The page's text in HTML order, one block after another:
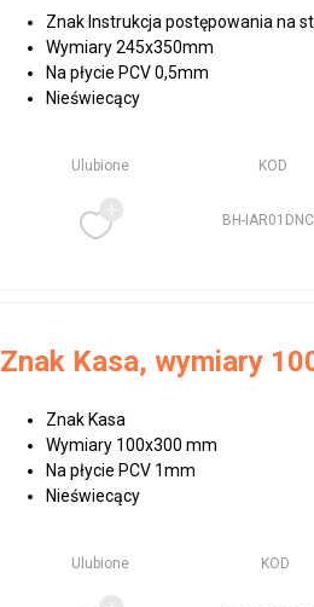
Znak Instrukcja postępowania na
Wymiary 245x350mm
Na płycie PCV 0,5mm
Nieświecący
Ulubione KOD
BH-
Znak Kasa, wymiary
Znak Kasa
Wymiary 100x300 mm
Na płycie PCV 1mm
Nieświecący
Ulubione KOD